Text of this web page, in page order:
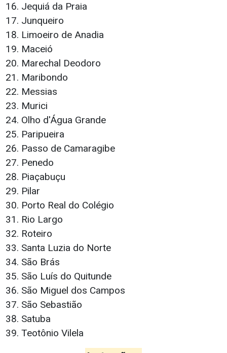
Jequiá da Praia
Junqueiro
Limoeiro de Anadia
Maceió
Marechal Deodoro
Maribondo
Messias
Murici
Olho d'Água Grande
Paripueira
Passo de Camaragibe
Penedo
Piaçabuçu
Pilar
Porto Real do Colégio
Rio Largo
Roteiro
Santa Luzia do Norte
São Brás
São Luís do Quitunde
São Miguel dos Campos
São Sebastião
Satuba
Teotônio Vilela